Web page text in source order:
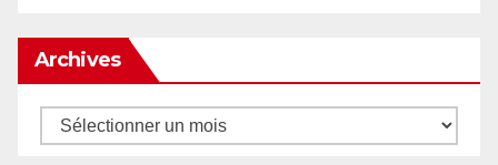
Archives
Archives